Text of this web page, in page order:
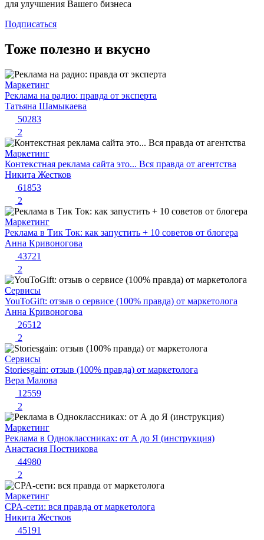
для улучшения Вашего бизнеса
Подписаться
Тоже полезно и вкусно
Маркетинг
Реклама на радио: правда от эксперта
Татьяна Шамыкаева
50283
2
Маркетинг
Контекстная реклама сайта это... Вся правда от агентства
Никита Жестков
61853
2
Маркетинг
Реклама в Тик Ток: как запустить + 10 советов от блогера
Анна Кривоногова
43721
2
Сервисы
YouToGift: отзыв о сервисе (100% правда) от маркетолога
Анна Кривоногова
26512
2
Сервисы
Storiesgain: отзыв (100% правда) от маркетолога
Вера Малова
12559
2
Маркетинг
Реклама в Одноклассниках: от А до Я (инструкция)
Анастасия Постникова
44980
2
Маркетинг
CPA-сети: вся правда от маркетолога
Никита Жестков
45191